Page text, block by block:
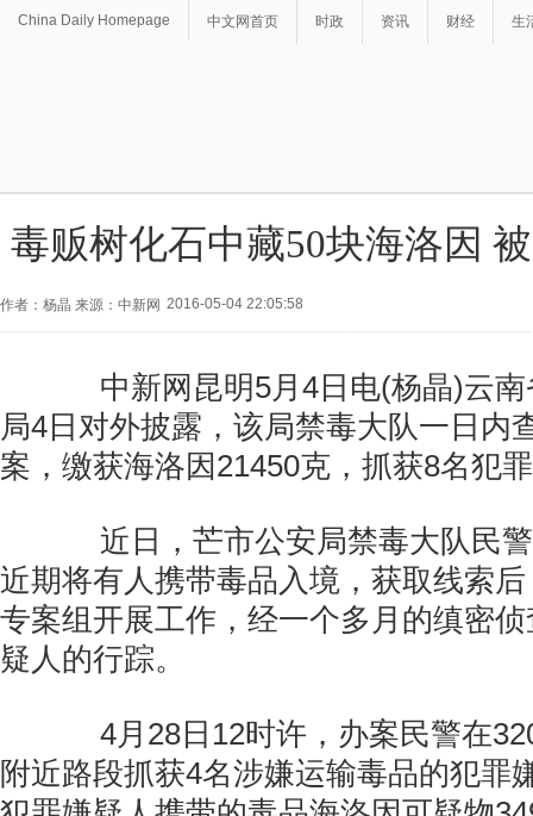
China Daily Homepage 中文网首页 时政 资讯 财经 生
毒贩树化石中藏50块海洛因
作者：杨晶 来源：中新网 2016-05-04 22:05:58
中新网昆明5月4日电(杨晶)云南
局4日对外披露，该局禁毒大队一日内
案，缴获海洛因21450克，抓获8名犯
近日，芒市公安局禁毒大队民警
近期将有人携带毒品入境，获取线索
专案组开展工作，经一个多月的缜密
疑人的行踪。
4月28日12时许，办案民警在
附近路段抓获4名涉嫌运输毒品的犯罪